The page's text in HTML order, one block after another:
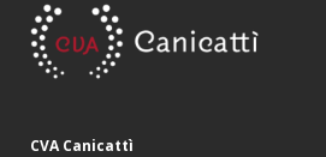
CVA Canicattì